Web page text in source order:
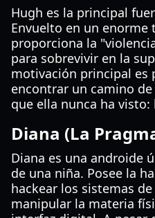
Hugh es la principal
Envuelto en un enorme
proporciona la
para sobrevivir en la
motivación principal es
encontrar un camino
que ella nunca ha visto:
Diana (La
Diana es una androide
de una niña. Posee la
hackear los sistemas
manipular la materia